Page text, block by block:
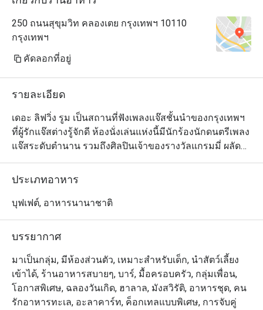
250 ถนนสุขุมวิท คลองเตย กรุงเทพฯ 10110
กรุงเทพฯ
คัดลอกที่อยู่
รายละเอียด
เดอะ ลิฟวิ่ง รูม เป็นสถานที่ฟังเพลงแจ๊สชั้นนำของกรุงเทพฯ
ที่ผู้รักแจ๊สต่างรู้จักดี ห้องนั่งเล่นแห่งนี้มีนักร้องนักดนตรีเพลง
แจ๊สระดับตำนาน รวมถึงศิลปินเจ้าของรางวัลแกรมมี่ ผลัด
เปลี่ยนหมุนเวียนกันมาสร้างความสุขในเสียงเพลงให้คุณ
ตลอดเวลา คุณจะรู้สึกผ่อนคลาย และมีความสุขตั้งแต่ก้าว
นั่งสบาย ระบบแสงไฟอ่อนๆ ให้ความรู้สึกนุ่มนวล แกลเลอรี่
เลิศจากพนักงานของเรา เดอะ ลิฟวิ่ง รูมจึงเป็นสถานที่ๆ
เหมาะสมที่สุดเพื่อการพักผ่อนกับคนรู้ใจ หรือสังสรรค์กับ
ประเภทอาหาร
บุฟเฟต์, อาหารนานาชาติ
บรรยากาศ
มาเป็นกลุ่ม, มีห้องส่วนตัว, เหมาะสำหรับเด็ก, นำสัตว์เลี้ยง
เข้าได้, ร้านอาหารสบายๆ, บาร์, มื้อครอบครัว, กลุ่มเพื่อน,
โอกาสพิเศษ, ฉลองวันเกิด, ฮาลาล, มังสวิรัติ, อาหารชุด, คน
รักอาหารทะเล, อะลาคาร์ท, ค็อกเทลแบบพิเศษ, การจับคู่